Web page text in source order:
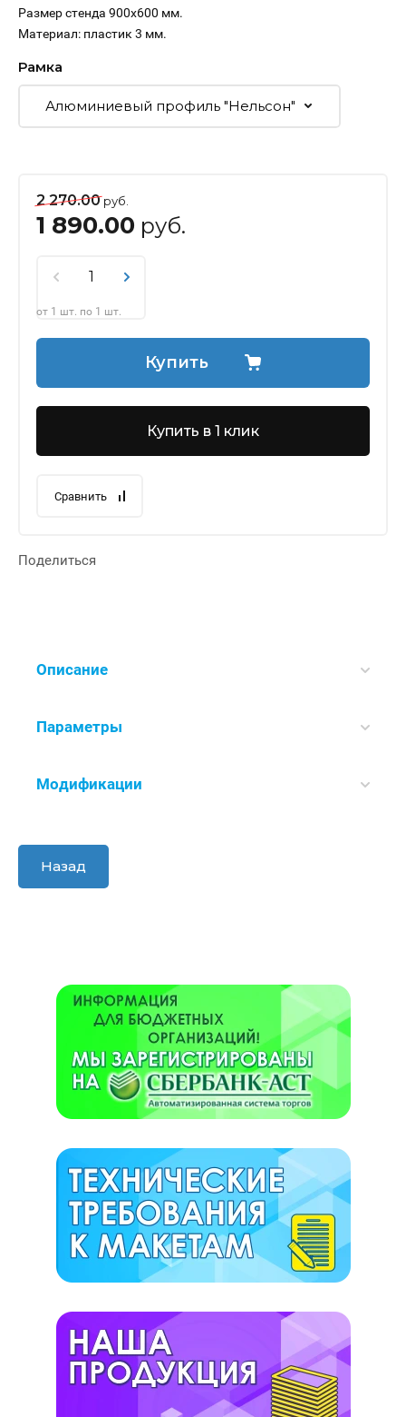
Размер стенда 900х600 мм.
Материал: пластик 3 мм.
Рамка
2 270.00руб.
1 890.00 руб.
от 1 шт. по 1 шт.
Купить
Купить в 1 клик
Сравнить
Поделиться
Описание
Параметры
Модификации
Назад